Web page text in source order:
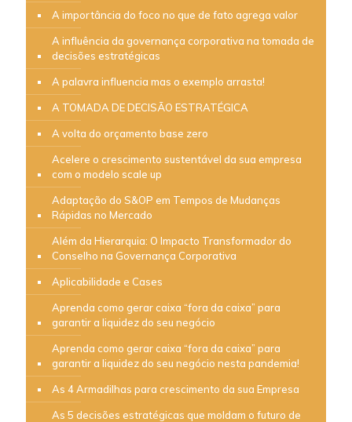
A importância do foco no que de fato agrega valor
A influência da governança corporativa na tomada de
decisões estratégicas
A palavra influencia mas o exemplo arrasta!
A TOMADA DE DECISÃO ESTRATÉGICA
A volta do orçamento base zero
Acelere o crescimento sustentável da sua empresa
com o modelo scale up
Adaptação do S&OP em Tempos de Mudanças
Rápidas no Mercado
Além da Hierarquia: O Impacto Transformador do
Conselho na Governança Corporativa
Aplicabilidade e Cases
Aprenda como gerar caixa “fora da caixa” para
garantir a liquidez do seu negócio
Aprenda como gerar caixa “fora da caixa” para
garantir a liquidez do seu negócio nesta pandemia!
As 4 Armadilhas para crescimento da sua Empresa
As 5 decisões estratégicas que moldam o futuro de